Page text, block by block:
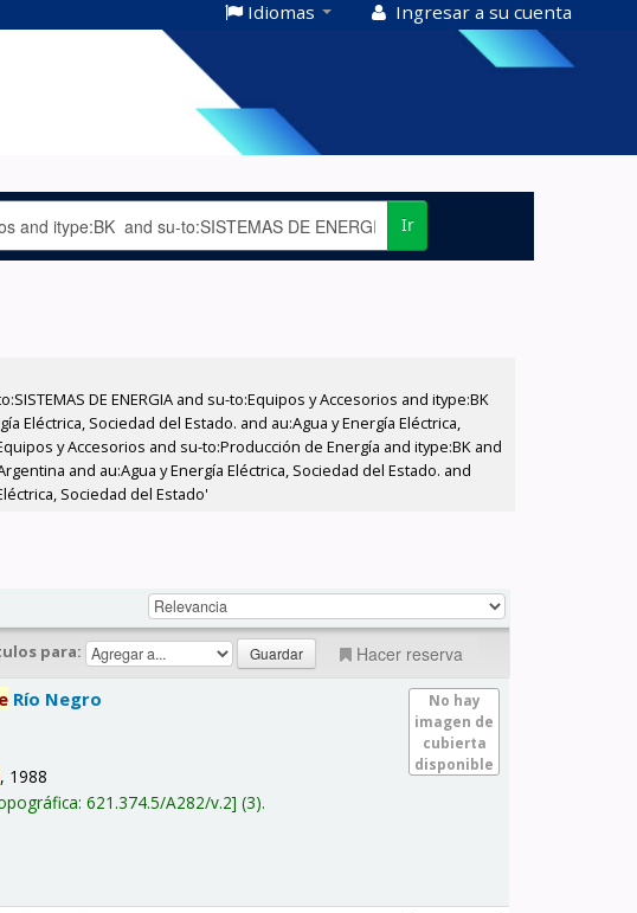
Idiomas Ingresar a su cuenta
Ir
DE ENERGIA and su-to:Equipos y Accesorios and itype:BK
Eléctrica, Sociedad del Estado. and au:Agua y Energía Eléctrica,
y Accesorios and su-to:Producción de Energía and itype:BK and
and au:Agua y Energía Eléctrica, Sociedad del Estado. and
Sociedad del Estado'
para: Hacer reserva
No hay
imagen de
cubierta
disponible
Río Negro
, 1988
621.374.5/A282/v.2 (3).